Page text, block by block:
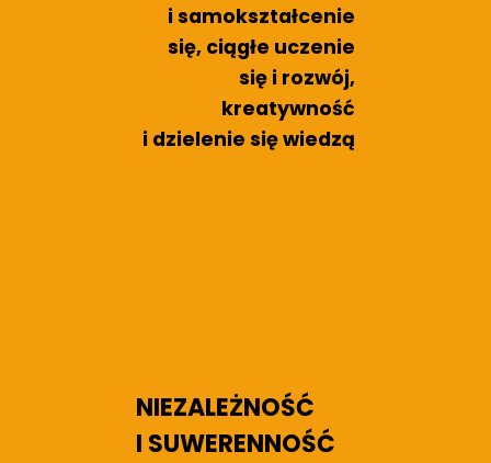
i samokształcenie
się, ciągłe uczenie
się i rozwój,
kreatywność
i dzielenie się wiedzą
NIEZALEŻNOŚĆ
I SUWERENNOŚĆ